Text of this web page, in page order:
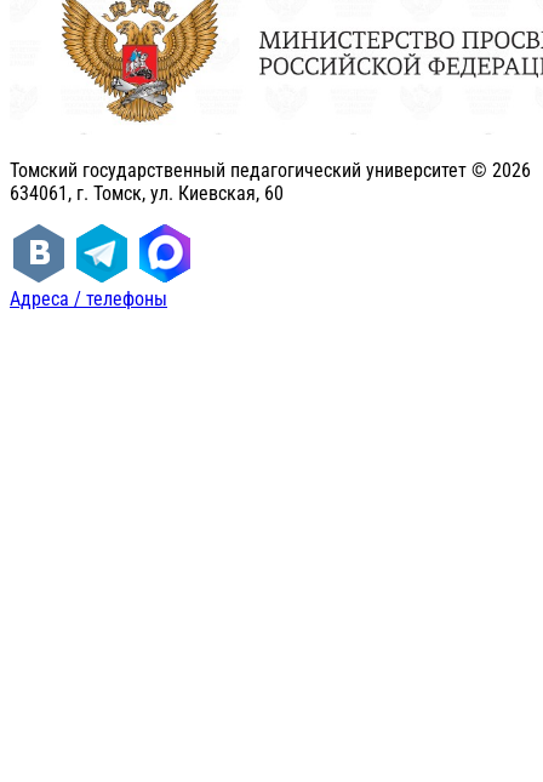
Томский государственный педагогический университет © 2026
634061, г. Томск, ул. Киевская, 60
Адреса / телефоны